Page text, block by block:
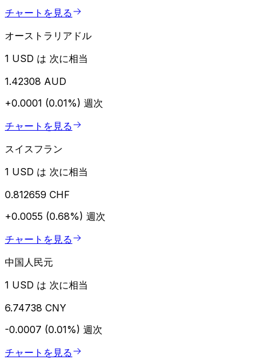
チャートを見る
オーストラリアドル
1 USD は 次に相当
1.42308 AUD
+0.0001 (0.01%) 週次
チャートを見る
スイスフラン
1 USD は 次に相当
0.812659 CHF
+0.0055 (0.68%) 週次
チャートを見る
中国人民元
1 USD は 次に相当
6.74738 CNY
-0.0007 (0.01%) 週次
チャートを見る